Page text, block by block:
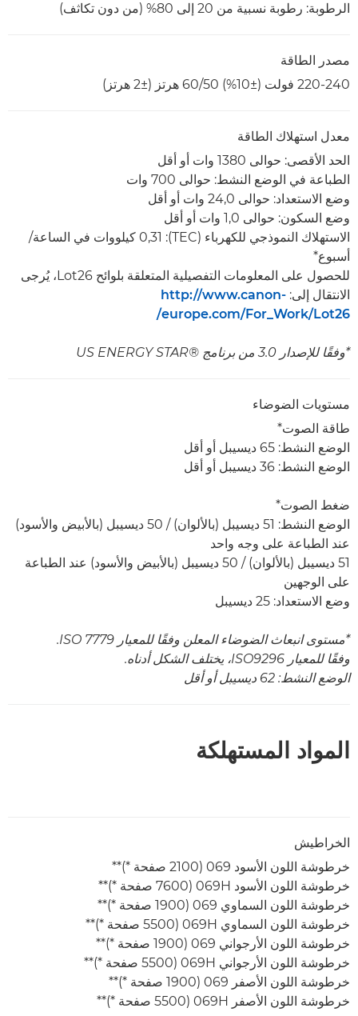
الرطوبة: رطوبة نسبية من 20 إلى 80% (من دون تكاثف)
مصدر الطاقة
220-240 فولت (±10%) 50‏/60 هرتز (±2 هرتز)
معدل استهلاك الطاقة
الحد الأقصى: حوالى 1380 وات أو أقل
الطباعة في الوضع النشط: حوالى 700 وات
وضع الاستعداد: حوالى 24,0 وات أو أقل
وضع السكون: حوالى 1,0 وات أو أقل
الاستهلاك النموذجي للكهرباء (TEC):‏ 0,31 كيلووات في الساعة/
أسبوع*
للحصول على المعلومات التفصيلية المتعلقة بلوائح Lot26، يُرجى
الانتقال إلى: http://www.canon-
europe.com/For_Work/Lot26/
*وفقًا للإصدار 3.0 من برنامج US ENERGY STAR®‎
مستويات الضوضاء
طاقة الصوت*
الوضع النشط: 65 ديسيبل أو أقل
الوضع النشط: 36 ديسيبل أو أقل
ضغط الصوت*
الوضع النشط: 51 ديسيبل (بالألوان) / 50 ديسيبل (بالأبيض والأسود)
عند الطباعة على وجه واحد
51 ديسيبل (بالألوان) / 50 ديسيبل (بالأبيض والأسود) عند الطباعة
على الوجهين
وضع الاستعداد: 25 ديسيبل
*مستوى انبعاث الضوضاء المعلن وفقًا للمعيار ISO 7779.
وفقًا للمعيار ISO9296، يختلف الشكل أدناه.
الوضع النشط: 62 ديسيبل أو أقل
المواد المستهلكة
الخراطيش
خرطوشة اللون الأسود 069 (2100 صفحة *)**
خرطوشة اللون الأسود 069H (7600 صفحة *)**
خرطوشة اللون السماوي 069 (1900 صفحة *)**
خرطوشة اللون السماوي 069H (5500 صفحة *)**
خرطوشة اللون الأرجواني 069 (1900 صفحة *)**
خرطوشة اللون الأرجواني 069H (5500 صفحة *)**
خرطوشة اللون الأصفر 069 (1900 صفحة *)**
خرطوشة اللون الأصفر 069H (5500 صفحة *)**